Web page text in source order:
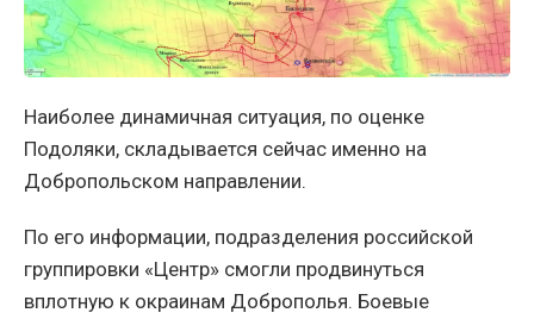
Наиболее динамичная ситуация, по оценке
Подоляки, складывается сейчас именно на
Добропольском направлении.
По его информации, подразделения российской
группировки «Центр» смогли продвинуться
вплотную к окраинам Доброполья. Боевые